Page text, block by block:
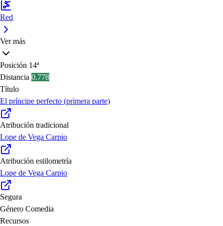
Red
Ver más
Posición 14ª
Distancia 0.778
Título
El príncipe perfecto (primera parte)
Atribución tradicional
Lope de Vega Carpio
Atribución estilometría
Lope de Vega Carpio
Segura
Género Comedia
Recursos